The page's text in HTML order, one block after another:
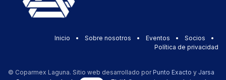
Inicio • Sobre nosotros • Eventos • Socios
•
Política de privacidad
© Coparmex Laguna. Sitio web desarrollado por Punto Exacto y Jarsa